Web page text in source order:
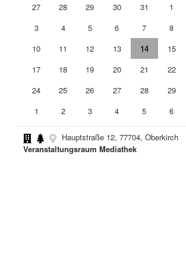
27
28 29 30 31 1
3
4 5 6 7 8
10
11 12 13 14 15
17
18 19 20 21 22
24
25 26 27 28 29
1
2 3 4 5 6
Hauptstraße 12, 77704, Oberkirch
Veranstaltungsraum Mediathek